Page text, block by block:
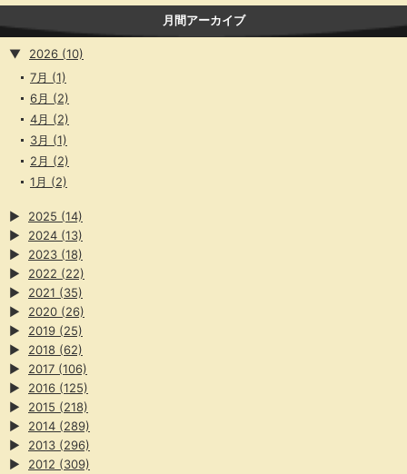
月間アーカイブ
▼ 2026 (10)
7月 (1)
6月 (2)
4月 (2)
3月 (1)
2月 (2)
1月 (2)
▶ 2025 (14)
▶
2024 (13)
▶
2023 (18)
▶
2022 (22)
▶
2021 (35)
▶
2020 (26)
▶
2019 (25)
▶
2018 (62)
▶
2017 (106)
▶
2016 (125)
▶
2015 (218)
▶
2014 (289)
▶
2013 (296)
▶
2012 (309)